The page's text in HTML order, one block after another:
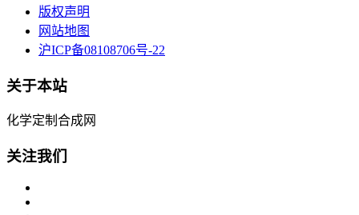
版权声明
网站地图
沪ICP备08108706号-22
关于本站
化学定制合成网
关注我们